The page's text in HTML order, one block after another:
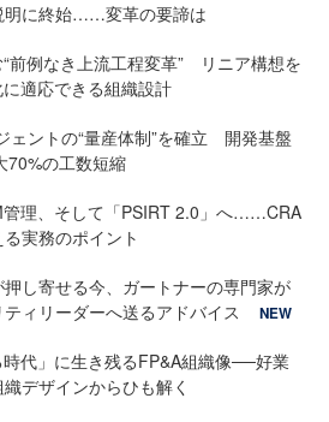
明に終始……変革の要諦は
前例なき上流工程変革” リニア構想を
適応できる組織設計
ェントの“量産体制”を確立 開発基盤
70%の工数短縮
管理、そして「PSIRT 2.0」へ……CRA
実務のポイント
し寄せる今、ガートナーの専門家が
ィリーダーへ送るアドバイス
NEW
時代」に生き残るFP&A組織像──好業
デザインからひも解く